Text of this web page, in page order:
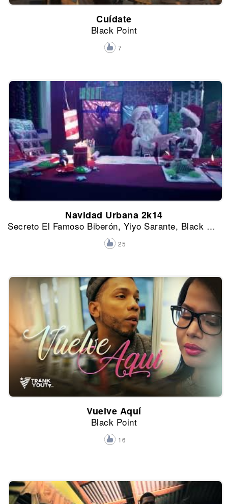
Cuídate
Black Point
7
Navidad Urbana 2k14
Secreto El Famoso Biberón, Yiyo Sarante, Black Point, Shadow Blow, Mozart La Para, Paramba, El Jodon, El Mayor, Musicólogo, El Poeta Callejero, Melymel, Milka La Más Dura, Shelow Shaq y Jowell y Randy
25
Vuelve Aquí
Black Point
16